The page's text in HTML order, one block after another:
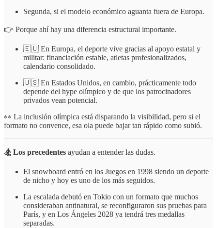
Segunda, si el modelo económico aguanta fuera de Europa.
👉 Porque ahí hay una diferencia estructural importante.
🇪🇺 En Europa, el deporte vive gracias al apoyo estatal y
militar: financiación estable, atletas profesionalizados,
calendario consolidado.
🇺🇸 En Estados Unidos, en cambio, prácticamente todo
depende del hype olímpico y de que los patrocinadores
privados vean potencial.
👀 La inclusión olímpica está disparando la visibilidad, pero si el
formato no convence, esa ola puede bajar tan rápido como subió.
🏂 Los precedentes ayudan a entender las dudas.
El snowboard entró en los Juegos en 1998 siendo un deporte
de nicho y hoy es uno de los más seguidos.
La escalada debutó en Tokio con un formato que muchos
consideraban antinatural, se reconfiguraron sus pruebas para
París, y en Los Ángeles 2028 ya tendrá tres medallas
separadas.